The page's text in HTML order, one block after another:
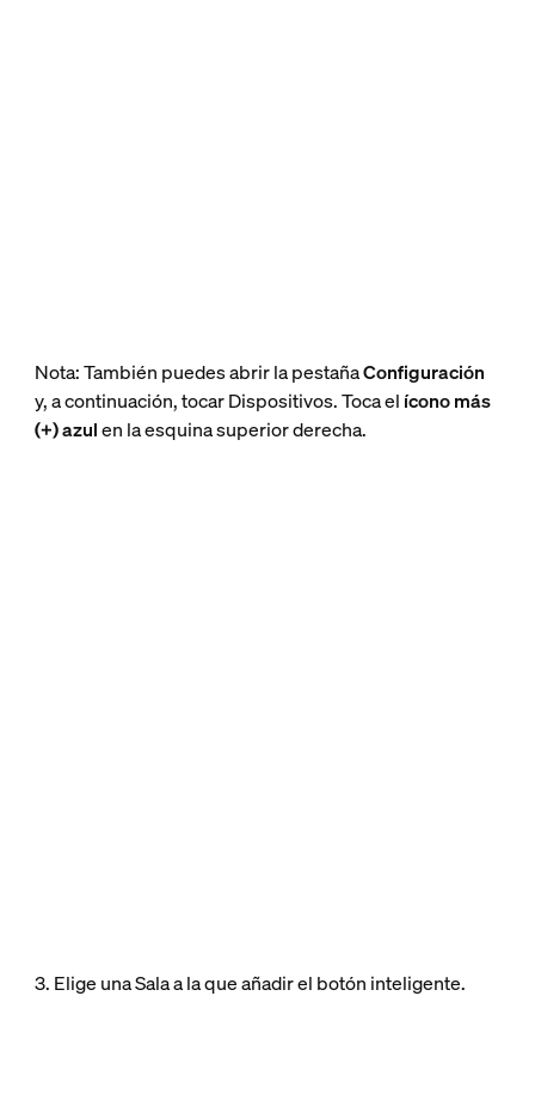
Nota: También puedes abrir la pestañaConfiguración
y, a continuación, tocar Dispositivos. Toca el ícono más
(+) azulen la esquina superior derecha.
3. Elige una Sala a la que añadir el botón inteligente.